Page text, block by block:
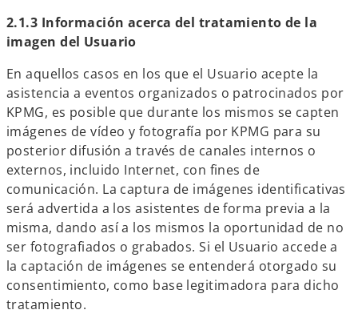
2.1.3 Información acerca del tratamiento de la
imagen del Usuario
En aquellos casos en los que el Usuario acepte la
asistencia a eventos organizados o patrocinados por
KPMG, es posible que durante los mismos se capten
imágenes de vídeo y fotografía por KPMG para su
posterior difusión a través de canales internos o
externos, incluido Internet, con fines de
comunicación. La captura de imágenes identificativas
será advertida a los asistentes de forma previa a la
misma, dando así a los mismos la oportunidad de no
ser fotografiados o grabados. Si el Usuario accede a
la captación de imágenes se entenderá otorgado su
consentimiento, como base legitimadora para dicho
tratamiento.